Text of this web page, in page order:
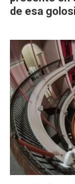
de esa